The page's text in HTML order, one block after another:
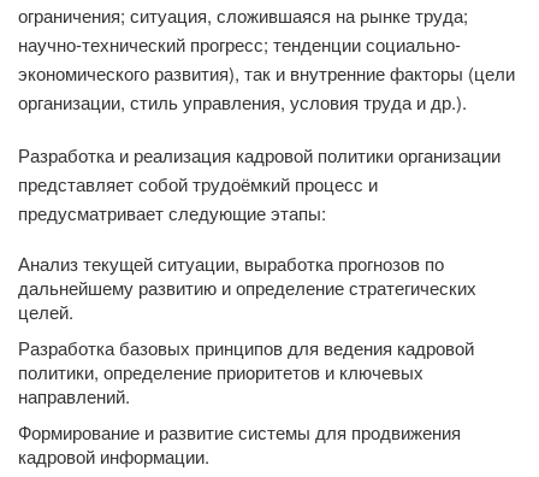
ограничения; ситуация, сложившаяся на рынке труда;
научно-технический прогресс; тенденции социально-
экономического развития), так и внутренние факторы (цели
организации, стиль управления, условия труда и др.).
Разработка и реализация кадровой политики организации
представляет собой трудоёмкий процесс и
предусматривает следующие этапы:
Анализ текущей ситуации, выработка прогнозов по
дальнейшему развитию и определение стратегических
целей.
Разработка базовых принципов для ведения кадровой
политики, определение приоритетов и ключевых
направлений.
Формирование и развитие системы для продвижения
кадровой информации.